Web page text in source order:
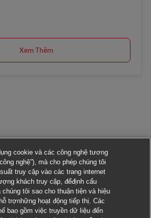
Xem Thêm
cookie và các công nghệ tương
nghệ”), mà cho phép chúng tôi
truy cập vào các trang internet
khách truy cập, đểđịnh cấu
tôi sao cho thuận tiện và hiệu
trợnhững hoạt động tiếp thị. Các
bao gồm việc truyền dữ liệu đến